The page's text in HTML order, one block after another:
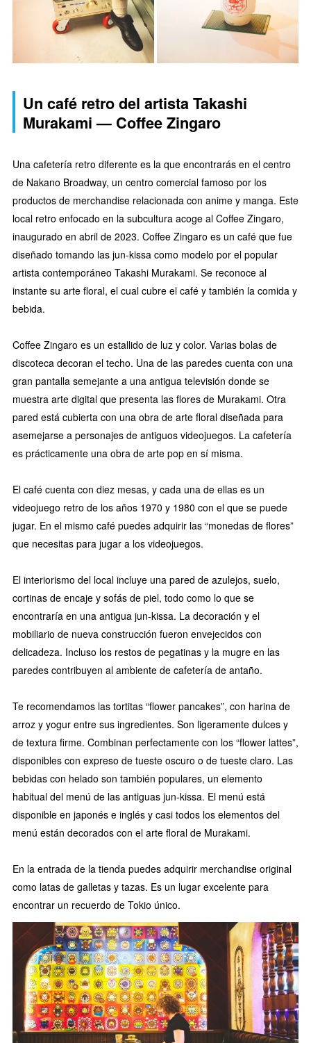
Un café retro del artista Takashi
Murakami — Coffee Zingaro
Una cafetería retro diferente es la que encontrarás en el centro
de Nakano Broadway, un centro comercial famoso por los
productos de merchandise relacionada con anime y manga. Este
local retro enfocado en la subcultura acoge al Coffee Zingaro,
inaugurado en abril de 2023. Coffee Zingaro es un café que fue
diseñado tomando las jun-kissa como modelo por el popular
artista contemporáneo Takashi Murakami. Se reconoce al
instante su arte floral, el cual cubre el café y también la comida y
bebida.
Coffee Zingaro es un estallido de luz y color. Varias bolas de
discoteca decoran el techo. Una de las paredes cuenta con una
gran pantalla semejante a una antigua televisión donde se
muestra arte digital que presenta las flores de Murakami. Otra
pared está cubierta con una obra de arte floral diseñada para
asemejarse a personajes de antiguos videojuegos. La cafetería
es prácticamente una obra de arte pop en sí misma.
El café cuenta con diez mesas, y cada una de ellas es un
videojuego retro de los años 1970 y 1980 con el que se puede
jugar. En el mismo café puedes adquirir las “monedas de flores”
que necesitas para jugar a los videojuegos.
El interiorismo del local incluye una pared de azulejos, suelo,
cortinas de encaje y sofás de piel, todo como lo que se
encontraría en una antigua jun-kissa. La decoración y el
mobiliario de nueva construcción fueron envejecidos con
delicadeza. Incluso los restos de pegatinas y la mugre en las
paredes contribuyen al ambiente de cafetería de antaño.
Te recomendamos las tortitas “flower pancakes”, con harina de
arroz y yogur entre sus ingredientes. Son ligeramente dulces y
de textura firme. Combinan perfectamente con los “flower lattes”,
disponibles con expreso de tueste oscuro o de tueste claro. Las
bebidas con helado son también populares, un elemento
habitual del menú de las antiguas jun-kissa. El menú está
disponible en japonés e inglés y casi todos los elementos del
menú están decorados con el arte floral de Murakami.
En la entrada de la tienda puedes adquirir merchandise original
como latas de galletas y tazas. Es un lugar excelente para
encontrar un recuerdo de Tokio único.